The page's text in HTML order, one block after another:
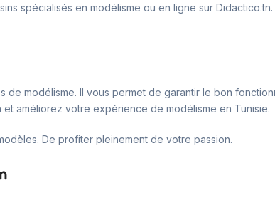
spécialisés en modélisme ou en ligne sur
modélisme. Il vous permet de garantir le bon
améliorez votre expérience de modélisme en Tunisie.
De profiter pleinement de votre passion.